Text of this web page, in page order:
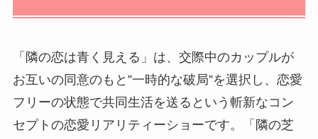
「隣の恋は青く見える」は、交際中のカップルが
お互いの同意のもと”一時的な破局”を選択し、恋愛
フリーの状態で共同生活を送るという斬新なコン
セプトの恋愛リアリティーショーです。「隣の芝